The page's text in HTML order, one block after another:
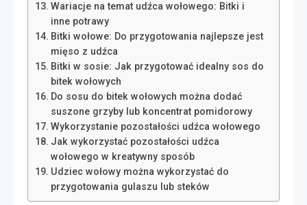
Wariacje na temat udźca wołowego: Bitki i
inne potrawy
Bitki wołowe: Do przygotowania najlepsze jest
mięso z udźca
Bitki w sosie: Jak przygotować idealny sos do
bitek wołowych
Do sosu do bitek wołowych można dodać
suszone grzyby lub koncentrat pomidorowy
Wykorzystanie pozostałości udźca wołowego
Jak wykorzystać pozostałości udźca
wołowego w kreatywny sposób
Udziec wołowy można wykorzystać do
przygotowania gulaszu lub steków